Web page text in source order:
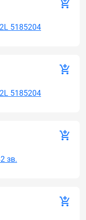
5185204
5185204
зв.